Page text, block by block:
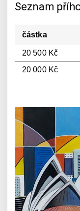
Seznam
částka
20 500 Kč
20 000 Kč